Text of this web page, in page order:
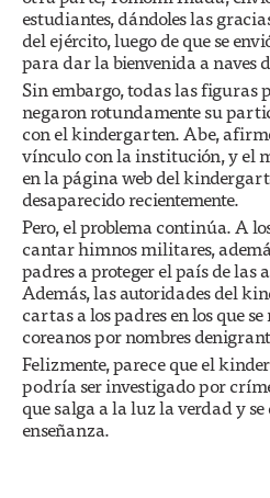
estudiantes, dándoles las
del ejército, luego de que se
para dar la bienvenida a naves
Sin embargo, todas las
negaron rotundamente su
con el kindergarten. Abe,
vínculo con la institución, y el
en la página web del
desaparecido recientemente.
Pero, el problema continúa. A
cantar himnos militares,
padres a proteger el país de las
Además, las autoridades del
cartas a los padres en los que
coreanos por nombres
Felizmente, parece que el
podría ser investigado por
que salga a la luz la verdad y
enseñanza.